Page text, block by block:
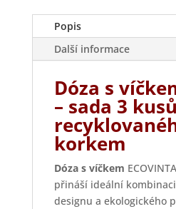
množství
Popis
Další informace
Dóza s
– sada 3
korkem
Dóza s víčkem
přináší ideální
designu a ekologického